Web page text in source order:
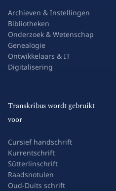
Archieven & Instellingen
Bibliotheken
Onderzoek & Wetenschap
Genealogie
Ontwikkelaars & IT
Digitalisering
Transkribus wordt gebruikt
voor
Cursief handschrift
Kurrentschrift
Sütterlinschrift
Raadsnotulen
Oud-Duits schrift